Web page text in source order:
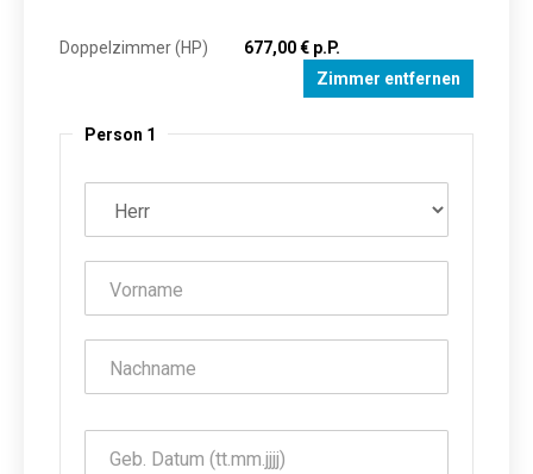
Doppelzimmer (HP)
677,00 € p.P.
Zimmer entfernen
Person 1